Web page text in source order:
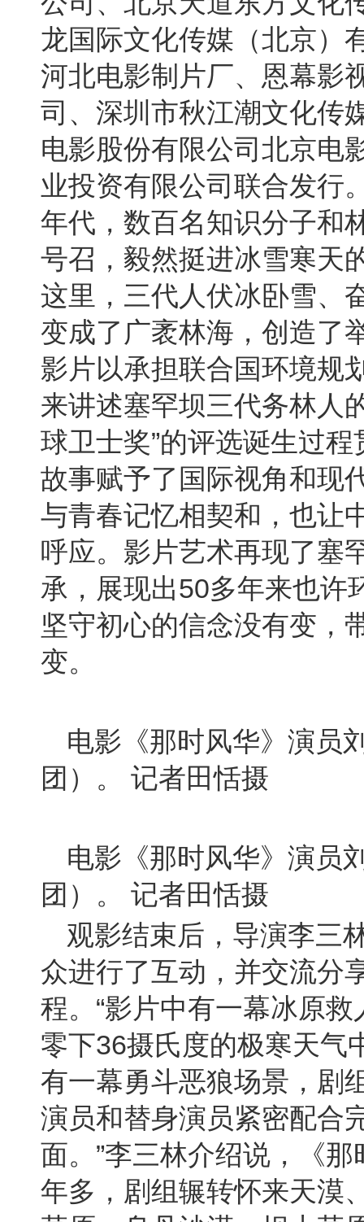
龙国际文化传媒（北京）
河北电影制片厂、恩幕影
司、深圳市秋江潮文化传
电影股份有限公司北京电
业投资有限公司联合发行
年代，数百名知识分子和
号召，毅然挺进冰雪寒天
这里，三代人伏冰卧雪、
变成了广袤林海，创造了
影片以承担联合国环境规
来讲述塞罕坝三代务林人
球卫士奖”的评选诞生过
故事赋予了国际视角和现
与青春记忆相契和，也让
呼应。影片艺术再现了塞
承，展现出50多年来也许
坚守初心的信念没有变，
变。
电影《那时风华》演员
团）。
记者田恬摄
电影《那时风华》演员
团）。
记者田恬摄
观影结束后，导演李三
众进行了互动，并交流分
程。 “影片中有一幕冰原
零下36摄氏度的极寒天气
有一幕勇斗恶狼场景，剧
演员和替身演员紧密配合
面。 ”李三林介绍说，《
年多，剧组辗转怀来天漠